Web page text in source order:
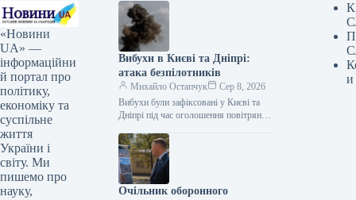
«Новини
UA» —
інформаційни
й портал про
політику,
економіку та
суспільне
життя
України і
світу. Ми
пишемо про
науку,
Вибухи в Києві та Дніпрі:
атака безпілотників
Михайло Остапчук
Сер 8, 2026
Вибухи були зафіксовані у Києві та
Дніпрі під час оголошення повітряної
підтверджують представники ЗМІ, які
працюють на…
Очільник оборонного
и